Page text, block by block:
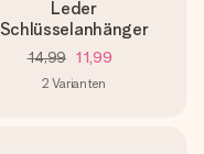
Leder
Schlüsselanhänger
14,99 11,99
2 Varianten